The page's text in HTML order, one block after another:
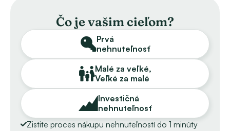
Využitie pozemku na:
• poľnohospodársku a lesnícku činnosť,
• pastvinárstvo,
• včelárstvo,
• sadovníctvo,
• umiestnenie mobilných stavieb alebo kontajnerových
objektov,
• ekologické, permakultúrne alebo zážitkové farmy.
Čo je vašim cieľom?
Prvá
nehnuteľnosť
Malé za veľké,
Veľké za malé
Investičná
nehnuteľnosť
Zistite proces nákupu nehnuteľností do 1 minúty